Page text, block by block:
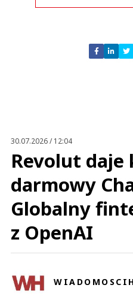
Nie
Zostaw
30.07.2026 / 12:04
Revolut
darmowy
Globalny
z OpenAI